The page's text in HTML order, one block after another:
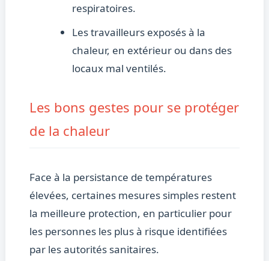
respiratoires.
Les travailleurs exposés à la
chaleur, en extérieur ou dans des
locaux mal ventilés.
Les bons gestes pour se protéger
de la chaleur
Face à la persistance de températures
élevées, certaines mesures simples restent
la meilleure protection, en particulier pour
les personnes les plus à risque identifiées
par les autorités sanitaires.